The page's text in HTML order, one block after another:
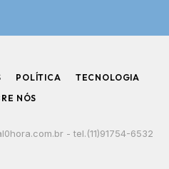
POLÍTICA
TECNOLOGIA
NÓS
- tel.(11)91754-6532